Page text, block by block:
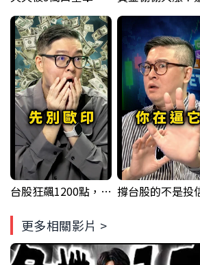
台股狂飆1200點，但還有兩關沒過｜Mr.Jimmy高志銘 #台股 #期貨 #加權指數
更多相關影片 >